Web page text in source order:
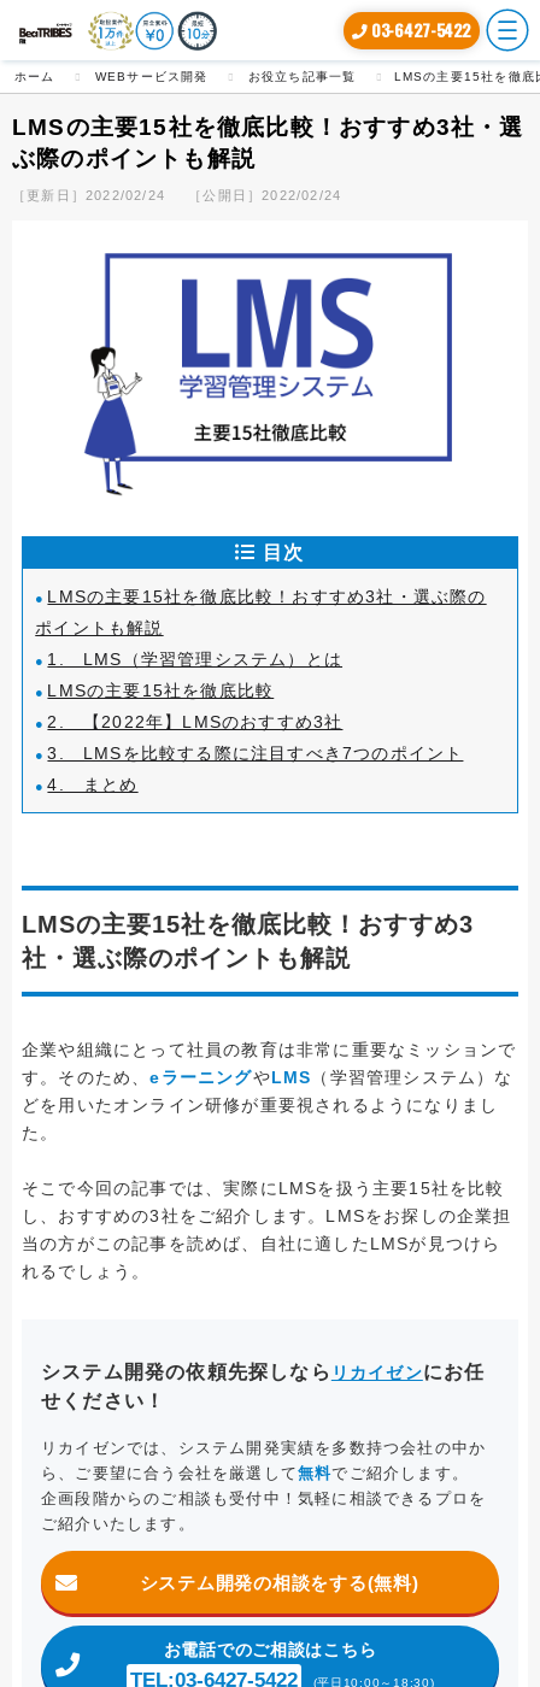
03-6427-5422
ホーム WEBサービス開発 お役立ち記事一覧 LMSの主要15社を徹底
LMSの主要15社を徹底比較！おすすめ3社・選
ぶ際のポイントも解説
［更新日］2022/02/24 ［公開日］2022/02/24
目次
LMSの主要15社を徹底比較！おすすめ3社・選ぶ際の
ポイントも解説
1. LMS（学習管理システム）とは
LMSの主要15社を徹底比較
2. 【2022年】LMSのおすすめ3社
3. LMSを比較する際に注目すべき7つのポイント
4. まとめ
LMSの主要15社を徹底比較！おすすめ3
社・選ぶ際のポイントも解説
企業や組織にとって社員の教育は非常に重要なミッションで
す。そのため、eラーニングやLMS （学習管理システム）な
どを用いたオンライン研修が重要視されるようになりまし
た。
そこで今回の記事では、実際にLMSを扱う主要15社を比較
し、おすすめの3社をご紹介します。LMSをお探しの企業担
当の方がこの記事を読めば、自社に適したLMSが見つけら
れるでしょう。
システム開発の依頼先探しなら リカイゼンにお任
せください！
リカイゼンでは、システム開発実績を多数持つ会社の中か
ら、ご要望に合う会社を厳選して無料でご紹介します。
企画段階からのご相談も受付中！気軽に相談できるプロを
ご紹介いたします。
システム開発の相談をする(無料)
お電話でのご相談はこちら
TEL:03-6427-5422 (平日10:00～18:30)